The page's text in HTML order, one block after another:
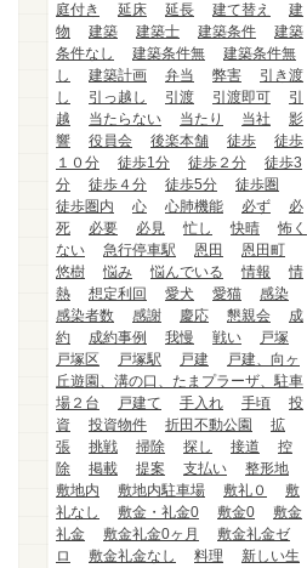
庭付き
延床 延長 建て替え
建
物
建築 建築士 建築条件
建築
条件なし
建築条件無
建築条件無
し
建築計画 弁当 弊害
引き渡
し
引っ越し 引渡 引渡即可
引
越
当たらない 当たり 当社
影
響
役員会 後楽本舗 徒歩
徒歩
１０分
徒歩1分 徒歩２分
徒歩3
分
徒歩４分 徒歩5分
徒歩圏
徒歩圏内
心 心肺機能 必ず
必
死
必要 必見 忙し 快晴
怖く
ない
急行停車駅 恩田
恩田町
悠樹
悩み 悩んでいる 情報
情
熱
想定利回 愛犬 愛猫
感染
感染者数
感謝 慶応 懇親会
成
約
成約事例 我慢 戦い
戸塚
戸塚区
戸塚駅 戸建
戸建、向ヶ
丘遊園、溝の口、たまプラーザ、駐車
場２台
戸建て 手入れ 手頃
投
資
投資物件 折田不動公園
拡
張
挑戦 掃除 探し 接道
控
除
掲載 提案 支払い
整形地
敷地内
敷地内駐車場 敷礼０
敷
礼なし
敷金・礼金0 敷金0
敷金
礼金
敷金礼金0ヶ月
敷金礼金ゼ
ロ
敷金礼金なし 料理
新しい生